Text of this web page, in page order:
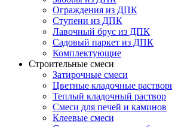
Ограждения из ДПК
Ступени из ДПК
Лавочный брус из ДПК
Садовый паркет из ДПК
Комплектующие
Строительные смеси
Затирочные смеси
Цветные кладочные
Теплый кладочный раствор
Смеси для печей и каминов
Клеевые смеси